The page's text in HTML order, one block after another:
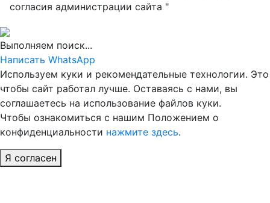
согласия администрации сайта "
Выполняем поиск...
Написать WhatsApp
Используем куки и рекомендательные технологии. Это
чтобы сайт работал лучше. Оставаясь с нами, вы
соглашаетесь на использование файлов куки.
Чтобы ознакомиться с нашим Положением о
конфиденциальности нажмите здесь.
Я согласен